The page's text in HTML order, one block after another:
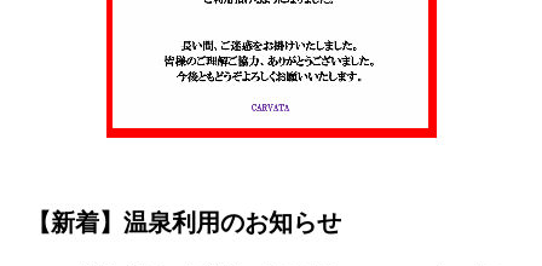
【新着】温泉利用のお知らせ